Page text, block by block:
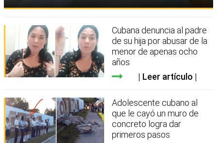
Cubana denuncia al padre
de su hija por abusar de la
menor de apenas ocho
años
Leer artículo
Adolescente cubano al
que le cayó un muro de
concreto logra dar
primeros pasos